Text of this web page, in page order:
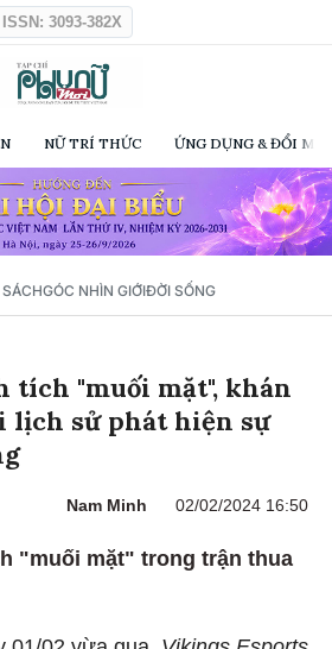
ISSN: 3093-382X
NỮ TRÍ THỨC ỨNG DỤNG & ĐỔI
GÓC NHÌN GIỚIĐỜI SỐNG
tích "muối mặt", khán
lịch sử phát hiện sự
Nam Minh 02/02/2024 16:50
"muối mặt" trong trận thua
01/02 vừa qua, Vikings Esports